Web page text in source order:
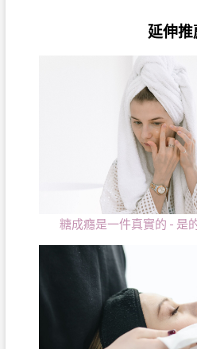
延伸推
糖成癮是一件真實的 - 是